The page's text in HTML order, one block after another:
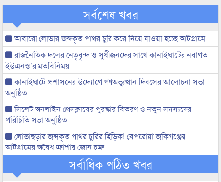
সর্বশেষ খবর
আবারো লোভার জব্দকৃত পাথর চুরি করে নিয়ে যাওয়া হচ্ছে আটগ্রামে
রাজনৈতিক দলের নেতৃবৃন্দ ও সুধীজনদের সাথে কানাইঘাটের নবাগত
ইউএনও’র মতবিনিময়
কানাইঘাটে প্রশাসনের উদ্যোগে গণঅভ্যুত্থান দিবসের আলোচনা সভা
অনুষ্ঠিত
সিলেট অনলাইন প্রেসক্লাবের পুরস্কার বিতরণ ও নতুন সদস্যদের
পরিচিতি সভা অনুষ্ঠিত
লোভাছড়ার জব্দকৃত পাথর চুরির হিড়িক! বেপরোয়া জকিগঞ্জের
আটগ্রামের অবৈধ ক্রাশার জোন চক্র
সর্বাধিক পঠিত খবর